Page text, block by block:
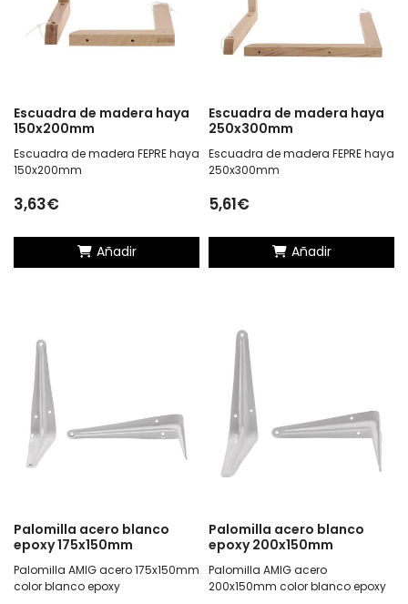
Escuadra de madera haya
150x200mm
Escuadra de madera FEPRE haya
150x200mm
3,63€
Añadir
Escuadra de madera haya
250x300mm
Escuadra de madera FEPRE haya
250x300mm
5,61€
Añadir
Palomilla acero blanco
epoxy 175x150mm
Palomilla AMIG acero 175x150mm
color blanco epoxy
Palomilla acero blanco
epoxy 200x150mm
Palomilla AMIG acero
200x150mm color blanco epoxy